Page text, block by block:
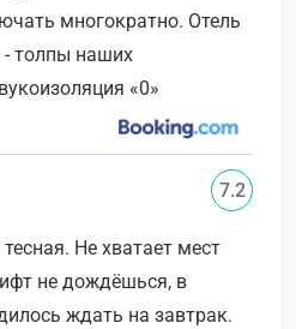
многократно. Отель
- толпы наших
«0»
Не хватает мест
не дождёшься, в
ждать на завтрак.
7.2